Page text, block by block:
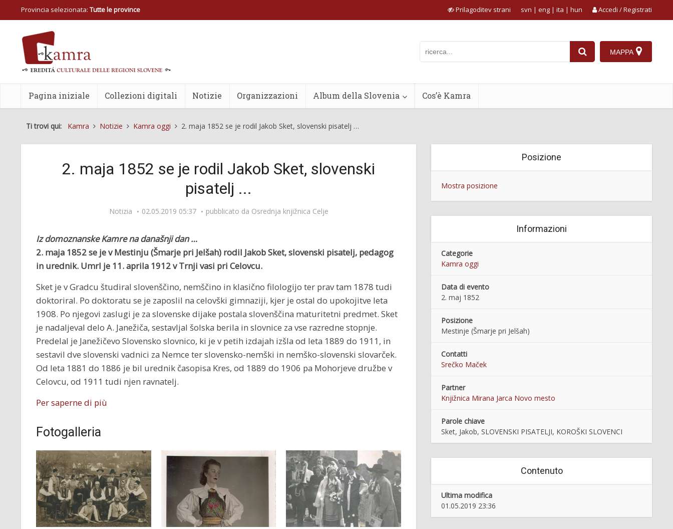
Provincia selezionata: Tutte le province Prilagoditev strani Accedi / Registrati
svn | eng | ita | hun
MAPPA
Pagina iniziale Collezioni digitali Notizie Organizzazioni Album della Slovenia Cos’è Kamra
Ti trovi qui: Kamra Notizie Kamra oggi 2. maja 1852 se je rodil Jakob Sket, slovenski pisatelj …
2. maja 1852 se je rodil Jakob Sket, slovenski
pisatelj ...
Notizia 02.05.2019 05:37 pubblicato da Osrednja knjižnica Celje
Iz domoznanske Kamre na današnji dan …
2. maja 1852 se jev Mestinju (Šmarje pri Jelšah) rodil Jakob Sket, slovenski pisatelj, pedagog
in urednik. Umrl je 11. aprila 1912 v Trnji vasi pri Celovcu.
Sket je v Gradcu študiral slovenščino, nemščino in klasično filologijo ter prav tam 1878 tudi
doktoriral. Po doktoratu se je zaposlil na celovški gimnaziji, kjer je ostal do upokojitve leta
1908. Po njegovi zaslugi je za slovenske dijake postala slovenščina maturitetni predmet. Sket
je nadaljeval delo A. Janežiča, sestavljal šolska berila in slovnice za vse razredne stopnje.
Predelal je Janežičevo Slovensko slovnico, ki je v petih izdajah izšla od leta 1889 do 1911, in
sestavil dve slovenski vadnici za Nemce ter slovensko-nemški in nemško-slovenski slovarček.
Od leta 1881 do 1886 je bil urednik časopisa Kres, od 1889 do 1906 pa Mohorjeve družbe v
Celovcu, od 1911 tudi njen ravnatelj.
Per saperne di più
Fotogalleria
Posizione
Mostra posizione
Informazioni
Categorie
Kamra oggi
Data di evento
2. maj 1852
Posizione
Mestinje (Šmarje pri Jelšah)
Contatti
Srečko Maček
Partner
Knjižnica Mirana Jarca Novo mesto
Parole chiave
Sket, Jakob, SLOVENSKI PISATELJI, KOROŠKI SLOVENCI
Contenuto
Ultima modifica
01.05.2019 23:36